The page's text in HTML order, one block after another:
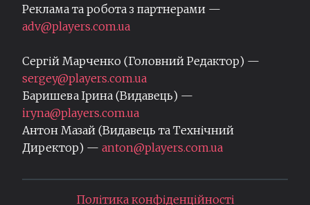
Реклама та робота з партнерами —
adv@players.com.ua
Сергій Марченко (Головний Редактор) —
sergey@players.com.ua
Баришева Ірина (Видавець) —
iryna@players.com.ua
Антон Мазай (Видавець та Технічний
Директор) — anton@players.com.ua
Політика конфіденційності